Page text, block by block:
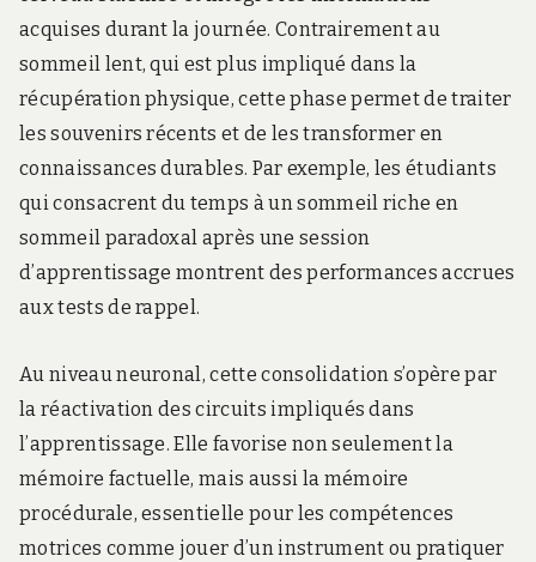
acquises durant la journée. Contrairement au
sommeil lent, qui est plus impliqué dans la
récupération physique, cette phase permet de traiter
les souvenirs récents et de les transformer en
connaissances durables. Par exemple, les étudiants
qui consacrent du temps à un sommeil riche en
sommeil paradoxal après une session
d’apprentissage montrent des performances accrues
aux tests de rappel.
Au niveau neuronal, cette consolidation s’opère par
la réactivation des circuits impliqués dans
l’apprentissage. Elle favorise non seulement la
mémoire factuelle, mais aussi la mémoire
procédurale, essentielle pour les compétences
motrices comme jouer d’un instrument ou pratiquer